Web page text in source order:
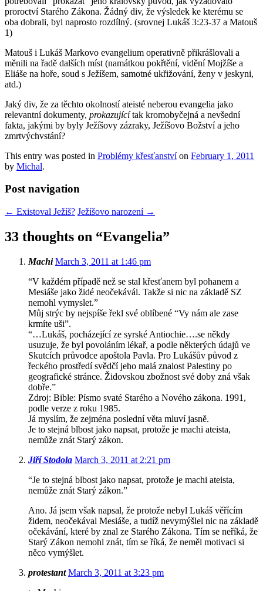
proroctví Starého Zákona. Žádný div, že výsledek ke kterému se
oba dobrali, byl naprosto rozdílný. (srovnej Lukáš 3:23-37 a Matouš
1)
Matouš i Lukáš Markovo evangelium operativně přikrášlovali a
měnili na řadě dalších míst (namátkou pokřtění, vidění Mojžíše a
Eliáše na hoře, soud s Ježíšem, samotné ukřižování, ženy v jeskyni,
atd.)
Jaký div, že za těchto okolností ateisté neberou evangelia jako
relevantní dokumenty, prokazujícítak kromobyčejná a nevšední
fakta, jakými by byly Ježíšovy zázraky, Ježíšovo Božství a jeho
zmrtvýchvstání?
This entry was posted in Problémy křesťanstvíon February 1, 2011
by Michal.
Post navigation
← Existoval Ježíš? Ježíšovo narození →
33 thoughts on “Evangelia”
Machi March 3, 2011 at 1:46 pm
“V každém případě než se stal křesťanem byl pohanem a
Mesiáše jako židé neočekávál. Takže si nic na základě SZ
nemohl vymyslet.”
Můj strýc by nejspíše řekl své oblíbené “Vy nám ale zase
krmíte uši”.
“…Lukáš, pocházející ze syrské Antiochie….se někdy
usuzuje, že byl povoláním lékař, a podle některých údajů ve
Skutcích průvodce apoštola Pavla. Pro Lukášův původ z
řeckého prostředí svědčí jeho malá znalost Palestiny po
geografické stránce. Židovskou zbožnost své doby zná však
dobře.”
Zdroj: Bible: Písmo svaté Starého a Nového zákona. 1991,
podle verze z roku 1985.
Já myslím, že zejména poslední věta mluví jasně.
Je to stejná blbost jako napsat, protože je machi ateista,
nemůže znát Starý zákon.
Jiří Stodola March 3, 2011 at 2:21 pm
“Je to stejná blbost jako napsat, protože je machi ateista,
nemůže znát Starý zákon.”
Ano. Já jsem však napsal, že protože nebyl Lukáš věřícím
židem, neočekával Mesiáše, a tudíž nevymýšlel nic na základě
očekávání, které by znal ze Starého Zákona. Tím se neříká, že
Starý Zákon nemohl znát, tím se říká, že neměl motivaci si
něco vymýšlet.
protestant March 3, 2011 at 3:23 pm